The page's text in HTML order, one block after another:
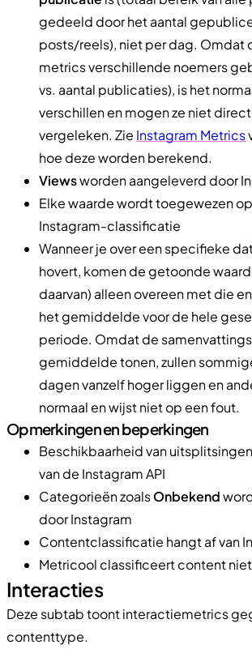
gedeeld door het aantal
posts/reels), niet per dag. Omdat
metrics verschillende noemers
vs. aantal publicaties), is het
verschillen en mogen ze niet
vergeleken. Zie Instagram Metrics
hoe deze worden berekend.
Viewsworden aangeleverd door
Elke waarde wordt toegewezen
Instagram-classificatie
Wanneer je over een specifieke
hovert, komen de getoonde
daarvan) alleen overeen met die
het gemiddelde voor de hele
periode. Omdat de
gemiddelde tonen, zullen
dagen vanzelf hoger liggen en
normaal en wijst niet op een fout.
Opmerkingen en beperkingen
Beschikbaarheid van
van de Instagram API
Categorieën zoalsOnbekend
door Instagram
Contentclassificatie hangt af van
Metricool classificeert content
Interacties
Deze subtab toont interactiemetrics
contenttype.